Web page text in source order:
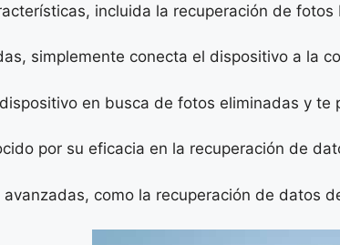
incluida la recuperación de
simplemente conecta el dispositivo a la
en busca de fotos eliminadas y
por su eficacia en la recuperación de
como la recuperación de datos